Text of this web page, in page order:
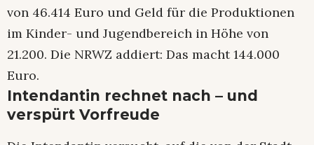
von 46.414 Euro und Geld für die Produktionen
im Kinder- und Jugendbereich in Höhe von
21.200. Die NRWZ addiert: Das macht 144.000
Euro.
Intendantin rechnet nach – und
verspürt Vorfreude